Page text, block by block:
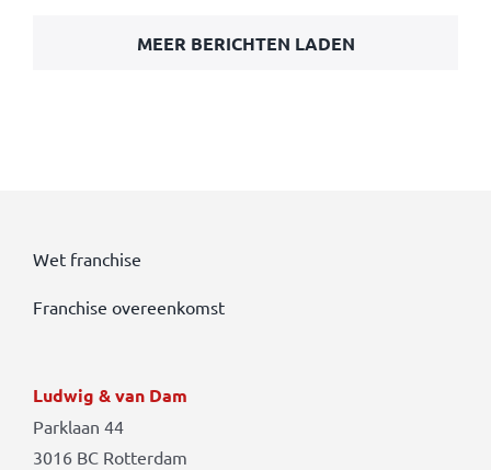
MEER BERICHTEN LADEN
Wet franchise
Franchise overeenkomst
Ludwig & van Dam
Parklaan 44
3016 BC Rotterdam